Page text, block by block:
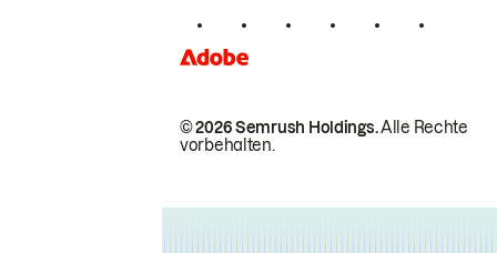
© 2026 Semrush Holdings.Alle Rechte
vorbehalten.